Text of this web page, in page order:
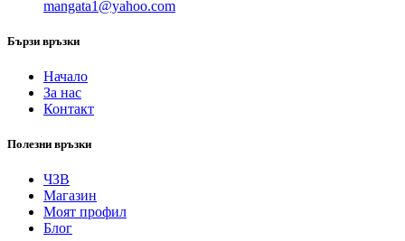
mangata1@yahoo.com
Бързи връзки
Начало
За нас
Контакт
Полезни връзки
ЧЗВ
Магазин
Моят профил
Блог